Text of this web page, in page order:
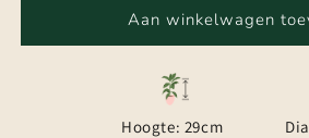
Aan winkelwagen
Hoogte: 29cm